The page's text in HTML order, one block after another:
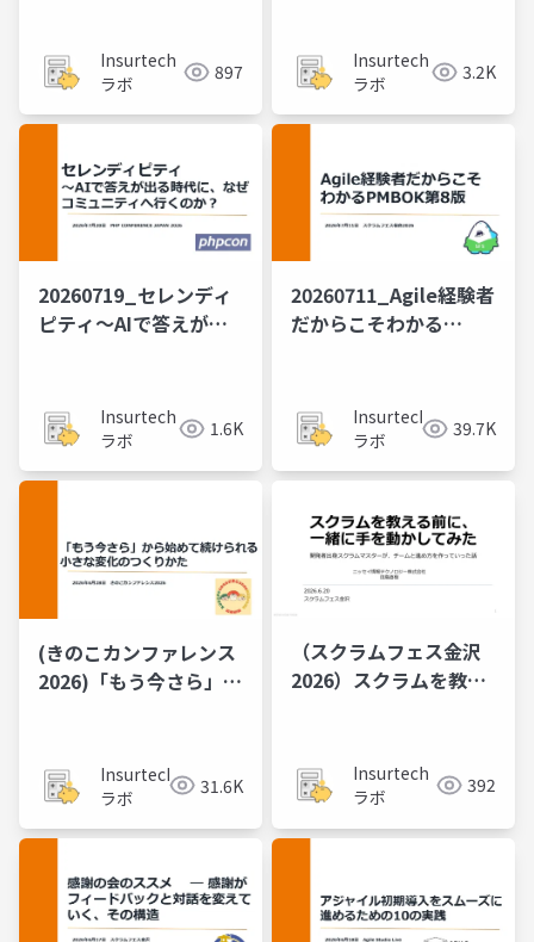
込み設計Insurtech
ラボ
897
Insurtech
ラボ
3.2K
20260719_セレンディ
ピティ～AIで答えが出
Insurtech
ラボ
1.6K
20260711_Agile経験者
だから​こそわかる​
Insurtech
ラボ
39.7K
(きのこカンファレンス
2026)「もう​今さら」か
た
Insurtech
ラボ
31.6K
（スクラムフェス金沢
2026）スクラムを​教え
Insurtech
ラボ
392